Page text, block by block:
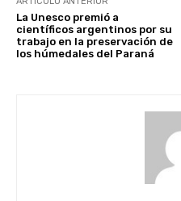
La Unesco premió a
científicos argentinos por su
trabajo en la preservación de
los húmedales del Paraná